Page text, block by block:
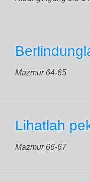
Mazmur 64-65
Lihatlah
Mazmur 66-67